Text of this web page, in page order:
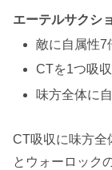
エーテルサクシ
敵に自属性7
CTを1つ吸
味方全体に
CT吸収に味方全
とウォーロック